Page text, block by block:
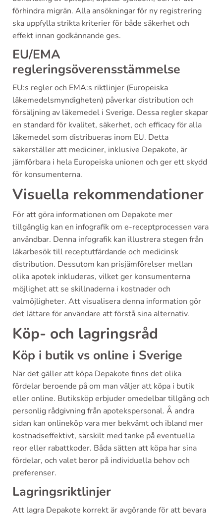
förhindra migrän. Alla ansökningar för ny registrering
ska uppfylla strikta kriterier för både säkerhet och
effekt innan godkännande ges.
EU/EMA
regleringsöverensstämmelse
EU:s regler och EMA:s riktlinjer (Europeiska
läkemedelsmyndigheten) påverkar distribution och
försäljning av läkemedel i Sverige. Dessa regler skapar
en standard för kvalitet, säkerhet, och efficacy för alla
läkemedel som distribueras inom EU. Detta
säkerställer att mediciner, inklusive Depakote, är
jämförbara i hela Europeiska unionen och ger ett skydd
för konsumenterna.
Visuella rekommendationer
För att göra informationen om Depakote mer
tillgänglig kan en infografik om e-receptprocessen vara
användbar. Denna infografik kan illustrera stegen från
läkarbesök till receptutfärdande och medicinsk
distribution. Dessutom kan prisjämförelser mellan
olika apotek inkluderas, vilket ger konsumenterna
möjlighet att se skillnaderna i kostnader och
valmöjligheter. Att visualisera denna information gör
det lättare för användare att förstå sina alternativ.
Köp- och lagringsråd
Köp i butik vs online i Sverige
När det gäller att köpa Depakote finns det olika
fördelar beroende på om man väljer att köpa i butik
eller online. Butiksköp erbjuder omedelbar tillgång och
personlig rådgivning från apotekspersonal. Å andra
sidan kan onlineköp vara mer bekvämt och ibland mer
kostnadseffektivt, särskilt med tanke på eventuella
reor eller rabattkoder. Båda sätten att köpa har sina
fördelar, och valet beror på individuella behov och
preferenser.
Lagringsriktlinjer
Att lagra Depakote korrekt är avgörande för att bevara